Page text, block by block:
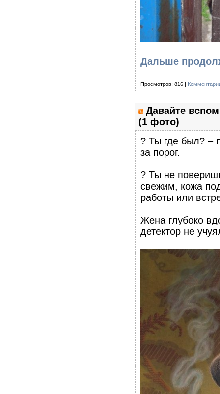
Дальше
Просмотров: 816 |
Давайте
(1 фото)
? Ты где был? –
за порог.
? Ты не
свежим, кожа
работы или
Жена глубоко
детектор не